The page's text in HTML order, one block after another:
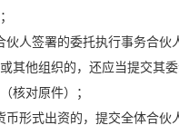
伙人签署的委托执行事务合伙
其他组织的，还应当提交其
核对原件）；
币形式出资的，提交全体合伙